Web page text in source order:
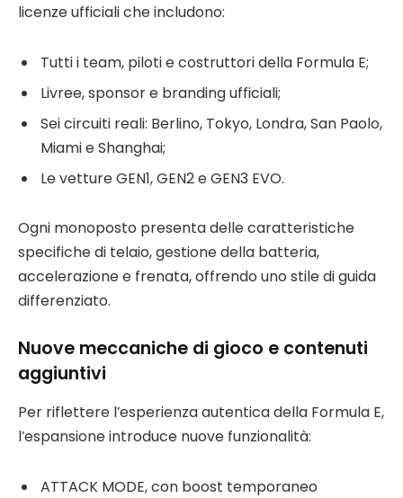
licenze ufficiali che includono:
Tutti i team, piloti e costruttori della Formula E;
Livree, sponsor e branding ufficiali;
Sei circuiti reali: Berlino, Tokyo, Londra, San Paolo,
Miami e Shanghai;
Le vetture GEN1, GEN2 e GEN3 EVO.
Ogni monoposto presenta delle caratteristiche
specifiche di telaio, gestione della batteria,
accelerazione e frenata, offrendo uno stile di guida
differenziato.
Nuove meccaniche di gioco e contenuti
aggiuntivi
Per riflettere l’esperienza autentica della Formula E,
l’espansione introduce nuove funzionalità:
ATTACK MODE, con boost temporaneo